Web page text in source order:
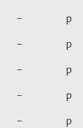
–
p
–
p
–
p
–
p
–
p